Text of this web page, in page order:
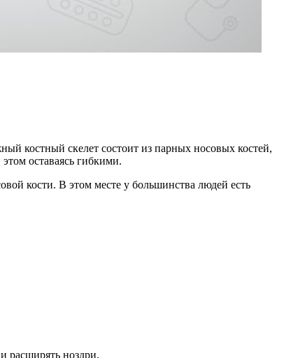
костный скелет состоит из парных носовых костей,
оставаясь гибкими.
кости. В этом месте у большинства людей есть
расширять ноздри.